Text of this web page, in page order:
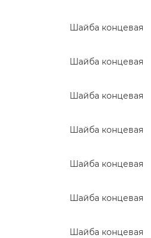
Шайба концевая
Шайба концевая
Шайба концевая
Шайба концевая
Шайба концевая
Шайба концевая
Шайба концевая